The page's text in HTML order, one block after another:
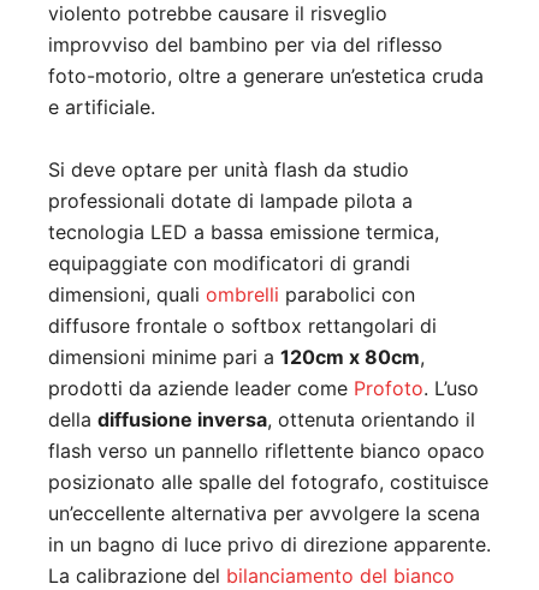
violento potrebbe causare il risveglio
improvviso del bambino per via del riflesso
foto-motorio, oltre a generare un’estetica cruda
e artificiale.
Si deve optare per unità flash da studio
professionali dotate di lampade pilota a
tecnologia LED a bassa emissione termica,
equipaggiate con modificatori di grandi
dimensioni, quali ombrelli parabolici con
diffusore frontale o softbox rettangolari di
dimensioni minime pari a 120cm x 80cm,
prodotti da aziende leader come Profoto. L’uso
della diffusione inversa, ottenuta orientando il
flash verso un pannello riflettente bianco opaco
posizionato alle spalle del fotografo, costituisce
un’eccellente alternativa per avvolgere la scena
in un bagno di luce privo di direzione apparente.
La calibrazione del bilanciamento del bianco